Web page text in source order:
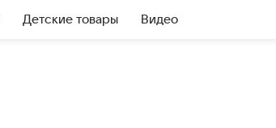
Детские товары Видео